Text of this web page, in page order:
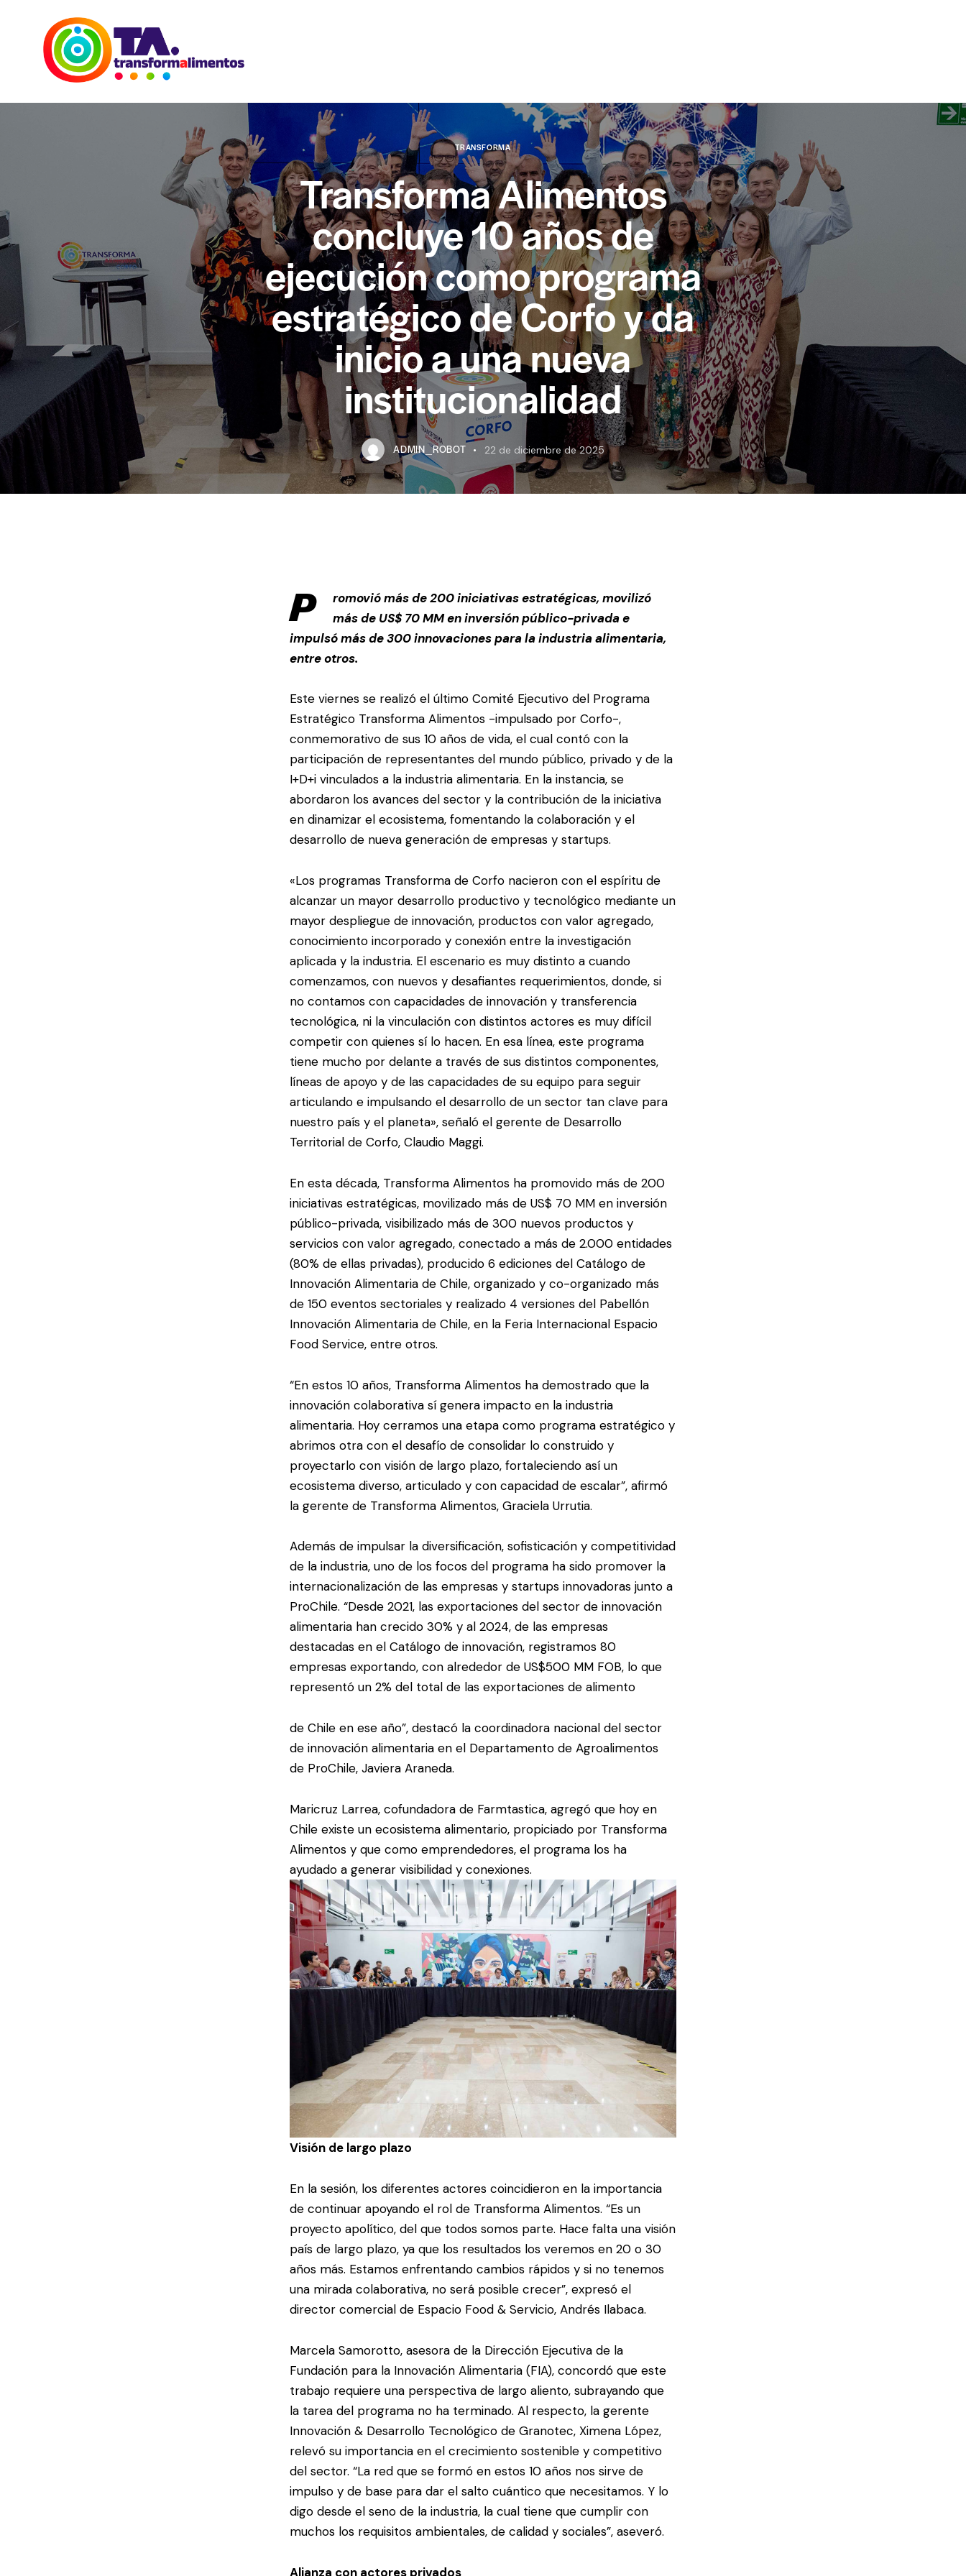
TRANSFORMA
Transforma Alimentos
concluye 10 años de
ejecución como programa
estratégico de Corfo y da
inicio a una nueva
institucionalidad
ADMIN_ROBOT 22 de diciembre de 2025
P
romovió más de 200 iniciativas estratégicas, movilizó
más de US$ 70 MM en inversión público-privada e
impulsó más de 300 innovaciones para la industria alimentaria,
entre otros.
Este viernes se realizó el último Comité Ejecutivo del Programa
Estratégico Transforma Alimentos -impulsado por Corfo-,
conmemorativo de sus 10 años de vida, el cual contó con la
participación de representantes del mundo público, privado y de la
I+D+i vinculados a la industria alimentaria. En la instancia, se
abordaron los avances del sector y la contribución de la iniciativa
en dinamizar el ecosistema, fomentando la colaboración y el
desarrollo de nueva generación de empresas y startups.
«Los programas Transforma de Corfo nacieron con el espíritu de
alcanzar un mayor desarrollo productivo y tecnológico mediante un
mayor despliegue de innovación, productos con valor agregado,
conocimiento incorporado y conexión entre la investigación
aplicada y la industria. El escenario es muy distinto a cuando
comenzamos, con nuevos y desafiantes requerimientos, donde, si
no contamos con capacidades de innovación y transferencia
tecnológica, ni la vinculación con distintos actores es muy difícil
competir con quienes sí lo hacen. En esa línea, este programa
tiene mucho por delante a través de sus distintos componentes,
líneas de apoyo y de las capacidades de su equipo para seguir
articulando e impulsando el desarrollo de un sector tan clave para
nuestro país y el planeta», señaló el gerente de Desarrollo
Territorial de Corfo, Claudio Maggi.
En esta década, Transforma Alimentos ha promovido más de 200
iniciativas estratégicas, movilizado más de US$ 70 MM en inversión
público-privada, visibilizado más de 300 nuevos productos y
servicios con valor agregado, conectado a más de 2.000 entidades
(80% de ellas privadas), producido 6 ediciones del Catálogo de
Innovación Alimentaria de Chile, organizado y co-organizado más
de 150 eventos sectoriales y realizado 4 versiones del Pabellón
Innovación Alimentaria de Chile, en la Feria Internacional Espacio
Food Service, entre otros.
“En estos 10 años, Transforma Alimentos ha demostrado que la
innovación colaborativa sí genera impacto en la industria
alimentaria. Hoy cerramos una etapa como programa estratégico y
abrimos otra con el desafío de consolidar lo construido y
proyectarlo con visión de largo plazo, fortaleciendo así un
ecosistema diverso, articulado y con capacidad de escalar”, afirmó
la gerente de Transforma Alimentos, Graciela Urrutia.
Además de impulsar la diversificación, sofisticación y competitividad
de la industria, uno de los focos del programa ha sido promover la
internacionalización de las empresas y startups innovadoras junto a
ProChile. “Desde 2021, las exportaciones del sector de innovación
alimentaria han crecido 30% y al 2024, de las empresas
destacadas en el Catálogo de innovación, registramos 80
empresas exportando, con alrededor de US$500 MM FOB, lo que
representó un 2% del total de las exportaciones de alimento
de Chile en ese año”, destacó la coordinadora nacional del sector
de innovación alimentaria en el Departamento de Agroalimentos
de ProChile, Javiera Araneda.
Maricruz Larrea, cofundadora de Farmtastica, agregó que hoy en
Chile existe un ecosistema alimentario, propiciado por Transforma
Alimentos y que como emprendedores, el programa los ha
ayudado a generar visibilidad y conexiones.
Visión de largo plazo
En la sesión, los diferentes actores coincidieron en la importancia
de continuar apoyando el rol de Transforma Alimentos. “Es un
proyecto apolítico, del que todos somos parte. Hace falta una visión
país de largo plazo, ya que los resultados los veremos en 20 o 30
años más. Estamos enfrentando cambios rápidos y si no tenemos
una mirada colaborativa, no será posible crecer”, expresó el
director comercial de Espacio Food & Servicio, Andrés Ilabaca.
Marcela Samorotto, asesora de la Dirección Ejecutiva de la
Fundación para la Innovación Alimentaria (FIA), concordó que este
trabajo requiere una perspectiva de largo aliento, subrayando que
la tarea del programa no ha terminado. Al respecto, la gerente
Innovación & Desarrollo Tecnológico de Granotec, Ximena López,
relevó su importancia en el crecimiento sostenible y competitivo
del sector. “La red que se formó en estos 10 años nos sirve de
impulso y de base para dar el salto cuántico que necesitamos. Y lo
digo desde el seno de la industria, la cual tiene que cumplir con
muchos los requisitos ambientales, de calidad y sociales”, aseveró.
Alianza con actores privados